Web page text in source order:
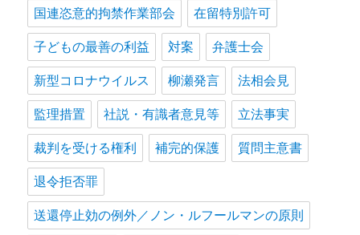
国連恣意的拘禁作業部会 在留特別許可
子どもの最善の利益 対案 弁護士会
新型コロナウイルス 柳瀬発言 法相会見
監理措置 社説・有識者意見等 立法事実
裁判を受ける権利 補完的保護 質問主意書
退令拒否罪
送還停止効の例外／ノン・ルフールマンの原則